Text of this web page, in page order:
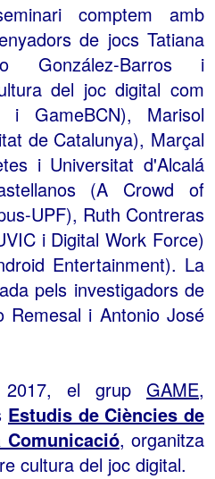
comptem amb
de jocs Tatiana
González-Barros i
del joc digital com
i GameBCN), Marisol
de Catalunya), Marçal
i Universitat d'Alcalá
(A Crowd of
UPF), Ruth Contreras
i Digital Work Force)
Entertainment). La
pels investigadors de
Remesal i Antonio José
el grup GAME,
Estudis de Ciències de
, organitza
cultura del joc digital.